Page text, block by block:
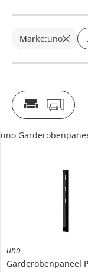
Marke:uno
uno
Garderobenpaneel
uno